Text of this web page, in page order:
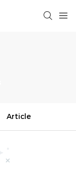
Article